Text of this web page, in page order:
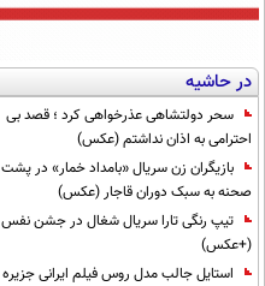
در حاشیه
سحر دولتشاهی عذرخواهی کرد ؛ قصد بی
احترامی به اذان نداشتم (عکس)
بازیگران زن سریال «بامداد خمار» در پشت
صحنه به سبک دوران قاجار (عکس)
تیپ رنگی تارا سریال شغال در جشن نفس
(+عکس)
استایل جالب مدل روس فیلم ایرانی جزیره